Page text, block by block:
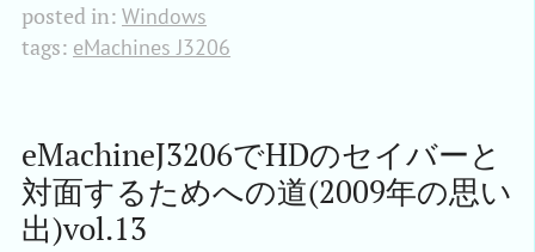
posted in: Windows
tags: eMachines J3206
eMachineJ3206でHDのセイバーと
対面するためへの道(2009年の思い
出)vol.13